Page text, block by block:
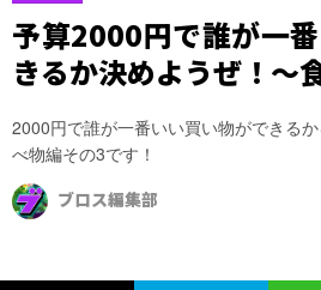
予算2000円で誰が一
きるか決めようぜ！〜
2000円で誰が一番いい買い物ができる
べ物編その3です！
ブロス編集部